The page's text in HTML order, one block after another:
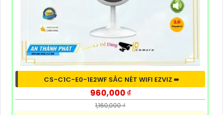
CS-C1C-E0-1E2WF SẮC NÉT WIFI EZVIZ ➠
960,000 ₫
1,160,000 ₫